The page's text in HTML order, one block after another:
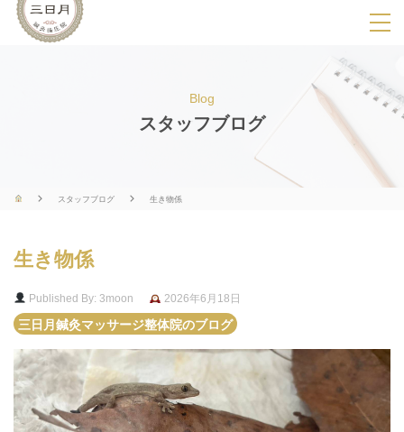
SPメニ
ー
展
用
ボ
Blog
スタッフブログ
スタッフブログ 生き物係
生き物係
Published By: 3moon
2026年6月18日
三日月鍼灸マッサージ整体院のブログ